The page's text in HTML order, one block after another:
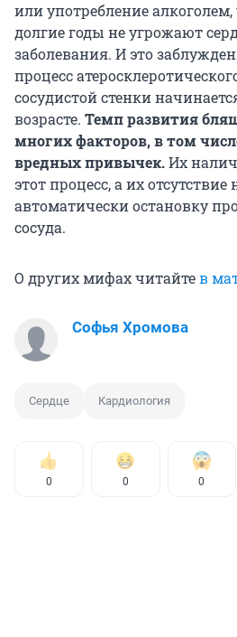
или употребление
долгие годы не угрожают
заболевания. И это
процесс
сосудистой стенки
возрасте. Темп развития
многих факторов, в том
вредных привычек.Их
этот процесс, а их отсутствие
автоматически остановку
сосуда.
О других мифах читайтев
Софья Хромова
Сердце Кардиология
0 0 0